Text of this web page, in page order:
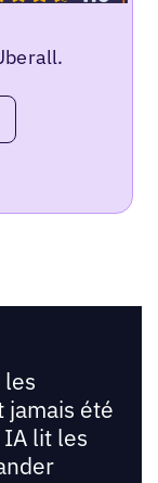
les
jamais été
lit les